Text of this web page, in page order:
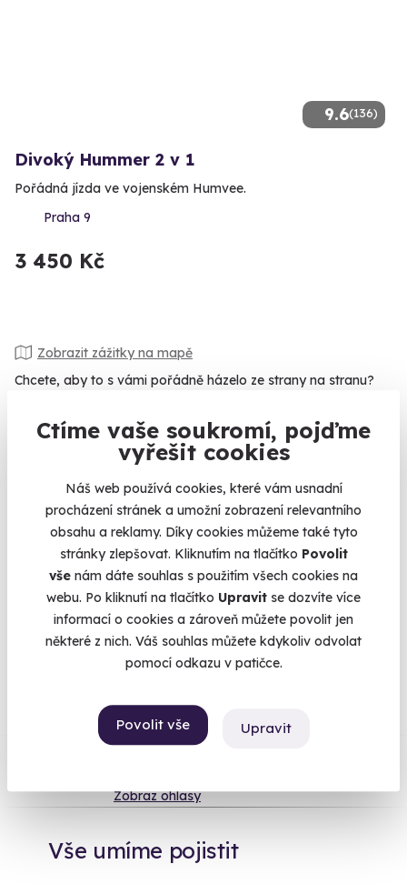
Ctíme vaše soukromí, pojďme
vyřešit cookies
Náš web používá cookies, které vám usnadní
procházení stránek a umožní zobrazení relevantního
obsahu a reklamy. Díky cookies můžeme také tyto
stránky zlepšovat. Kliknutím na tlačítko Povolit
vše nám dáte souhlas s použitím všech cookies na
webu. Po kliknutí na tlačítko Upravit se dozvíte více
informací o cookies a zároveň můžete povolit jen
některé z nich. Váš souhlas můžete kdykoliv odvolat
pomocí odkazu v patičce.
Povolit vše Upravit
9.6(136)
Divoký Hummer 2 v 1
Pořádná jízda ve vojenském Humvee.
Praha 9
3 450 Kč
Zobrazit zážitky na mapě
Chcete, aby to s vámi pořádně házelo ze strany na stranu?
speciálně upraveném terénu, kde si zkusíte průjezdy blátem,
nejrůznější nájezdy, výjezdy a náklony. Pořádnou jízdu
zažijete i při projížďce
vyzkoušet, co všechno dokáže legendárníLand Rover
se nebojte ho na speciálním polygonu prohnat přes všechny
překážky.
Na heureka.cz máme
Co si o nás myslí
Zobraz ohlasy
Vše umíme pojistit